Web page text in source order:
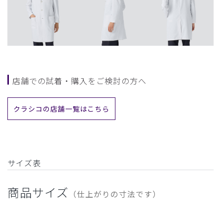
店舗での試着・購入をご検討の方へ
クラシコの店舗一覧はこちら
サイズ表
商品サイズ （仕上がりの寸法です）